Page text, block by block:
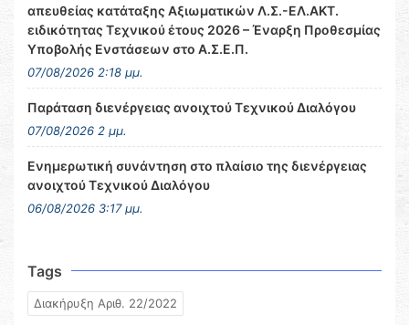
απευθείας κατάταξης Αξιωματικών Λ.Σ.-ΕΛ.ΑΚΤ.
ειδικότητας Τεχνικού έτους 2026 – Έναρξη Προθεσμίας
Υποβολής Ενστάσεων στο Α.Σ.Ε.Π.
07/08/2026 2:18 μμ.
Παράταση διενέργειας ανοιχτού Τεχνικού Διαλόγου
07/08/2026 2 μμ.
Ενημερωτική συνάντηση στο πλαίσιο της διενέργειας
ανοιχτού Τεχνικού Διαλόγου
06/08/2026 3:17 μμ.
Tags
Διακήρυξη Αριθ. 22/2022